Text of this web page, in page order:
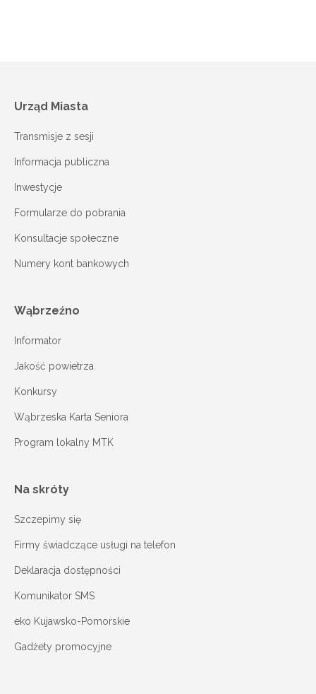
Urząd Miasta
Transmisje z sesji
Informacja publiczna
Inwestycje
Formularze do pobrania
Konsultacje społeczne
Numery kont bankowych
Wąbrzeźno
Informator
Jakość powietrza
Konkursy
Wąbrzeska Karta Seniora
Program lokalny MTK
Na skróty
Szczepimy się
Firmy świadczące usługi na telefon
Deklaracja dostępności
Komunikator SMS
eko Kujawsko-Pomorskie
Gadżety promocyjne